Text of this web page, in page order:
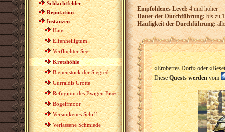
Schlachtfelder
Reputation
Instanzen
Haus
Elfenheiligtum
Verfluchter See
Kretshöhle
Bienenstock der Siegred
Gurraldis Grotte
Refugium des Ewigen Eises
Bogelfmoor
Versunkenes Schiff
Verlassene Schmiede
Empfohlenes Level:4 und höher
Dauer der Durchführung:bis zu
Häufigkeit der Durchführung:
«Erobertes Dorf» oder
DieseQuests werdenvom